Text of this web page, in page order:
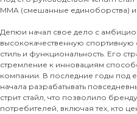
MMA (смешанные единоборства) и
Депюи начал свое дело с
высококачественную спортивную
стиль и функциональность. Его
стремление к инновациям
компании. В последние годы под
начала разрабатывать
стрит стайл, что позволило
потребителей, включая тех, кто